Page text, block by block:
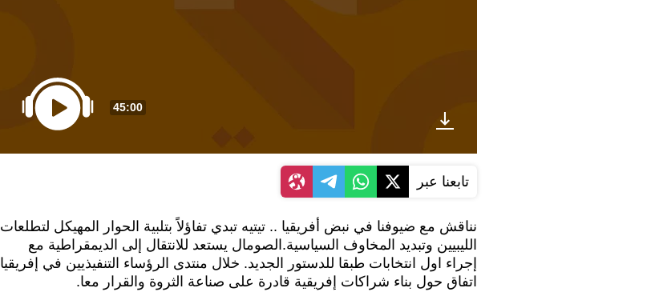
45:00
تابعنا عبر
نناقش مع ضيوفنا في نبض أفريقيا .. تيتيه تبدي تفاؤلاً بتلبية الحوار المهيكل لتطلعات
الليبيين وتبديد المخاوف السياسية.الصومال يستعد للانتقال إلى الديمقراطية مع
إجراء اول انتخابات طبقا للدستور الجديد. خلال منتدى الرؤساء التنفيذيين في إفريقيا
اتفاق حول بناء شراكات إفريقية قادرة على صناعة الثروة والقرار معا.